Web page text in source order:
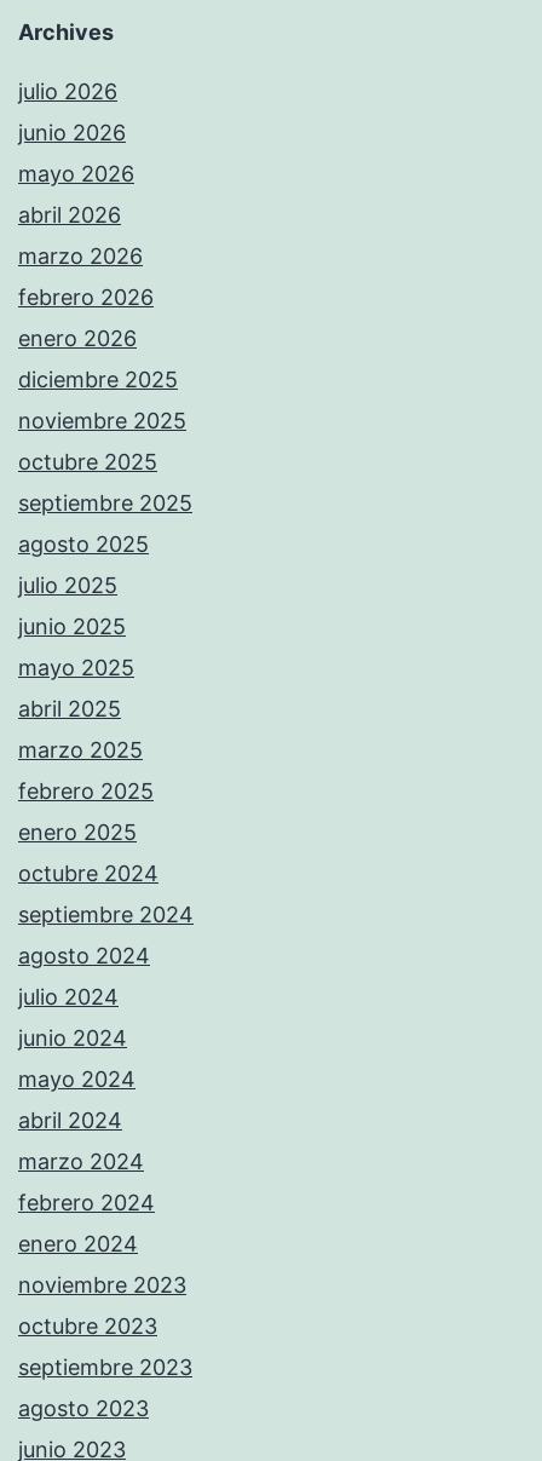
Archives
julio 2026
junio 2026
mayo 2026
abril 2026
marzo 2026
febrero 2026
enero 2026
diciembre 2025
noviembre 2025
octubre 2025
septiembre 2025
agosto 2025
julio 2025
junio 2025
mayo 2025
abril 2025
marzo 2025
febrero 2025
enero 2025
octubre 2024
septiembre 2024
agosto 2024
julio 2024
junio 2024
mayo 2024
abril 2024
marzo 2024
febrero 2024
enero 2024
noviembre 2023
octubre 2023
septiembre 2023
agosto 2023
junio 2023